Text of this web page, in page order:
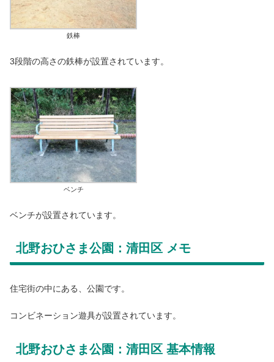
鉄棒
3段階の高さの鉄棒が設置されています。
ベンチ
ベンチが設置されています。
北野おひさま公園：清田区 メモ
住宅街の中にある、公園です。
コンビネーション遊具が設置されています。
北野おひさま公園：清田区 基本情報